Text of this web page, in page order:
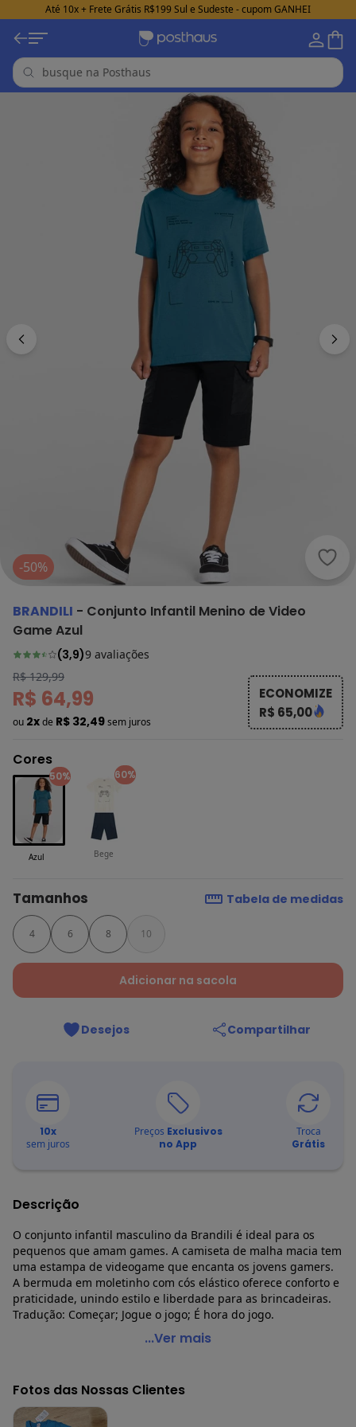
Até 10x + Frete Grátis R$199 Sul e Sudeste - cupom GANHEI
-50%
BRANDILI - Conjunto Infantil Menino de Video
Game Azul
(3,9)9 avaliações
R$ 129,99
R$ 64,99
ou 2xde R$ 32,49sem juros
ECONOMIZE
R$ 65,00
Cores
50%
Azul
60%
Bege
Tamanhos Tabela de medidas
4 6 8 10
Adicionar na sacola
Desejos Compartilhar
10x
sem juros
Preços Exclusivos
no App
Troca
Grátis
Descrição
O conjunto infantil masculino da Brandili é ideal para os
pequenos que amam games. A camiseta de malha macia tem
uma estampa de videogame que encanta os jovens gamers.
A bermuda em moletinho com cós elástico oferece conforto e
praticidade, unindo estilo e liberdade para as brincadeiras.
Tradução: Começar; Jogue o jogo; É hora do jogo.
Brandili - Conjunto Infantil Menino de Video Game Azul
Modelagem: Justa
Comprimento da Manga: Curta
Modelo da Manga: Copinho
...Ver mais
Fotos das Nossas Clientes